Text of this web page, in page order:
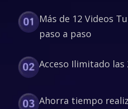
Más de 12 Videos
paso a paso
Acceso Ilimitado las
Ahorra tiempo